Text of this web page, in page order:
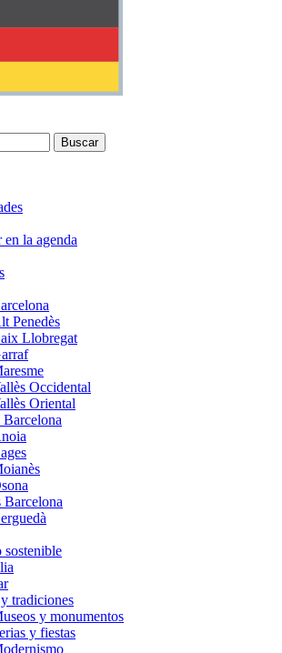
Buscar
en la agenda
Penedès
Llobregat
Occidental
Oriental
Barcelona
Barcelona
sostenible
tradiciones
y monumentos
y fiestas